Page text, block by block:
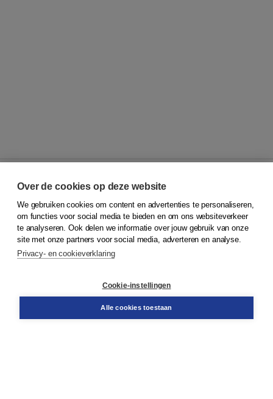
© 2026Koninklijke Boom uitgevers
Klantenservice
Service & informatie
Contact
Over de cookies op deze website
We gebruiken cookies om content en advertenties te personaliseren,
om functies voor social media te bieden en om ons websiteverkeer
te analyseren. Ook delen we informatie over jouw gebruik van onze
site met onze partners voor social media, adverteren en analyse.
Privacy- en cookieverklaring
Cookie-instellingen
Alle cookies toestaan